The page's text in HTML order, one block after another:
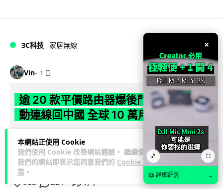
本網站正使用 Cookie
我們使用 Cookie 改善網站體驗。 繼續使用
我們的網站即表示您同意我們的 Cookie 政
策 。
3C科技 家居無線
Vin 1 日
逾 20 款平價路由器爆後門 每 35 秒自
動連線回中國 全球 10 萬用家私隱堪憂
網絡安全公司 VulnCheck 揭發中國智博通電子（Zbtlink）生產
的 20 多款路由器內置後門程式「Endlessdoors」（無盡... 閱
讀全文
965 221 分享
×
🎵 ⛶
📖 詳細評測 →